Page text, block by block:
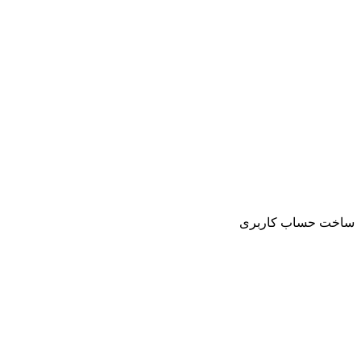
ساخت حساب کاربری